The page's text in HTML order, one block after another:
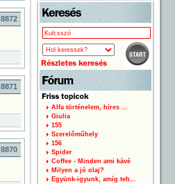
8872
8871
8870
Alfa történelem, híres ...
Giulia
155
Szerelőműhely
156
Spider
Coffee - Minden ami kávé
Milyen a jó olaj?
Együnk-igyunk, amíg teh...